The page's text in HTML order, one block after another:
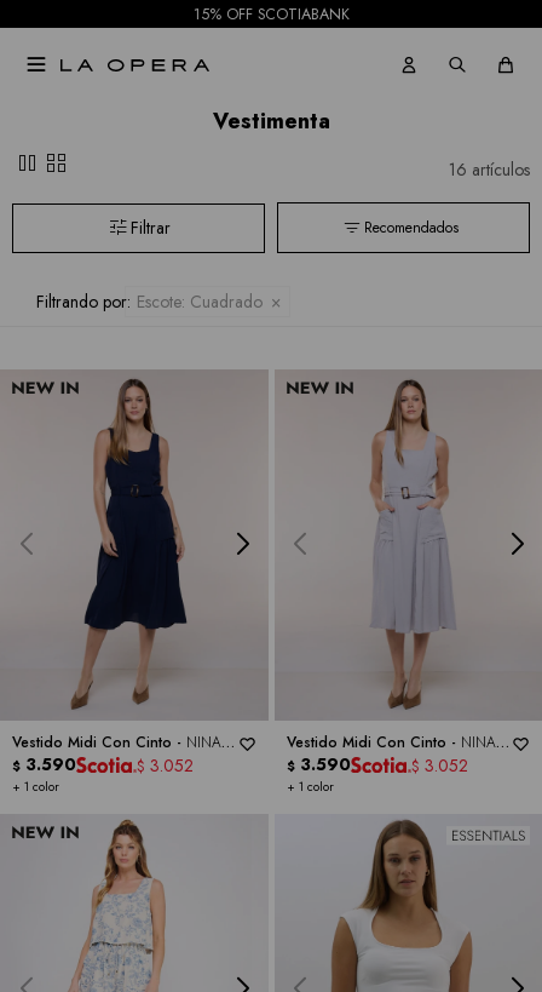
15% OFF SCOTIABANK

Vestimenta
pause grid_view 16 artículos
Recomendados
Filtrando por: Escote: Cuadrado
Vestido Midi Con Cinto - NINA
LEONARD
+ 1 color
$ 3.590 $ 3.052
Vestido Midi Con Cinto - NINA
LEONARD
+ 1 color
$ 3.590 $ 3.052